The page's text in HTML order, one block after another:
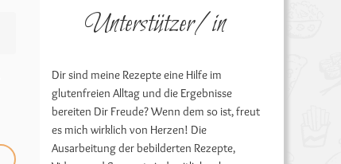
Unterstützer/in
Dir sind meine Rezepte eine Hilfe im
glutenfreien Alltag und die Ergebnisse
bereiten Dir Freude? Wenn dem so ist, freut
es mich wirklich von Herzen! Die
Ausarbeitung der bebilderten Rezepte,